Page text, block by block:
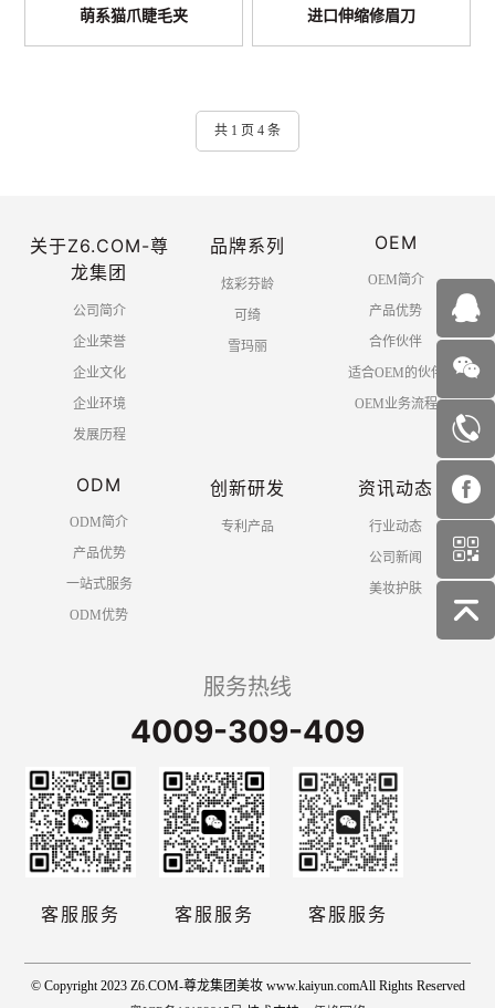
萌系猫爪睫毛夹
进口伸缩修眉刀
共 1 页 4 条
关于Z6.COM-尊
龙集团
公司简介
企业荣誉
企业文化
企业环境
发展历程
品牌系列
炫彩芬龄
可绮
雪玛丽
OEM
OEM简介
产品优势
合作伙伴
适合OEM的伙伴
OEM业务流程
ODM
ODM简介
产品优势
一站式服务
ODM优势
创新研发
专利产品
资讯动态
行业动态
公司新闻
美妆护肤
服务热线
4009-309-409
客服服务 客服服务 客服服务
© Copyright 2023 Z6.COM-尊龙集团美妆 www.kaiyun.comAll Rights Reserved